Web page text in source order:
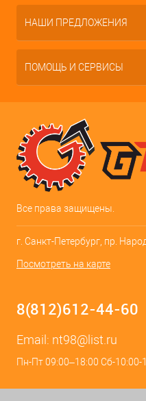
НАШИ ПРЕДЛОЖЕНИЯ
ПОМОЩЬ И СЕРВИСЫ
Все права защищены.
г. Санкт-Петербург, пр.
Посмотреть на карте
8(812)612-44-60
Email: nt98@list.ru
Пн-Пт 09:00–18:00 Сб-10:00-